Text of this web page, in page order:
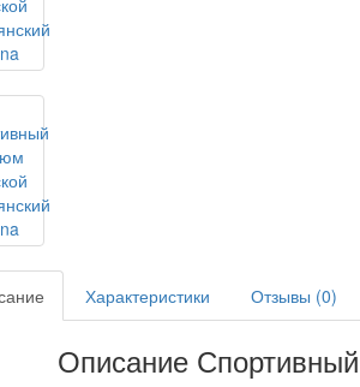
Характеристики Отзывы (0)
Описание